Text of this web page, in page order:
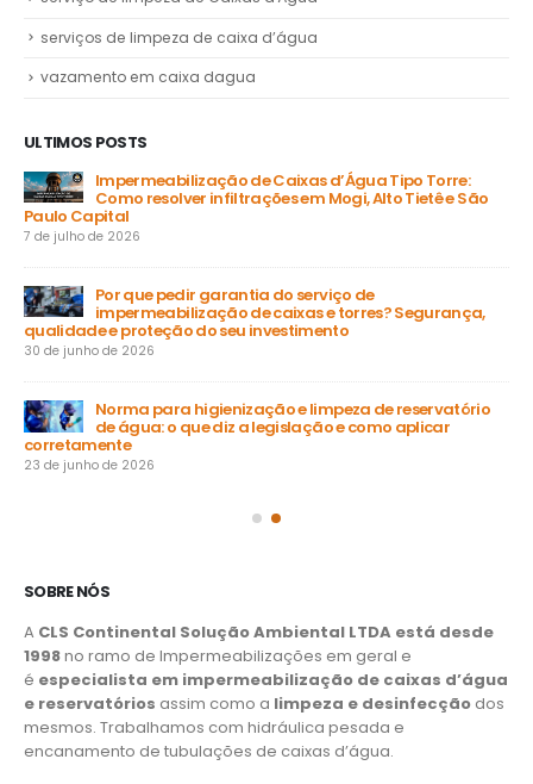
serviços de limpeza de caixa d’água
vazamento em caixa dagua
ULTIMOS POSTS
Impermeabilização de Caixas d’Água Tipo Torre:
Como resolver infiltrações em Mogi, Alto Tietê e São
Paulo Capital
7 de julho de 2026
Por que pedir garantia do serviço de
impermeabilização de caixas e torres? Segurança,
qualidade e proteção do seu investimento
30 de junho de 2026
Norma para higienização e limpeza de reservatório
de água: o que diz a legislação e como aplicar
corretamente
23 de junho de 2026
SOBRE NÓS
A CLS Continental Solução Ambiental LTDA está desde
1998no ramo de Impermeabilizações em geral e
é especialista em impermeabilização de caixas d’água
e reservatórios assim como a limpeza e desinfecção dos
mesmos. Trabalhamos com hidráulica pesada e
encanamento de tubulações de caixas d’água.